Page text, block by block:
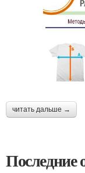
читать дальше →
Последние